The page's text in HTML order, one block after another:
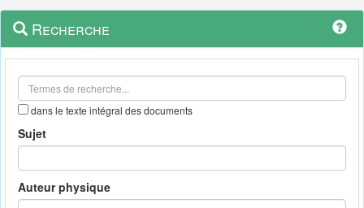
Navigation
outils
Menu
contextuel
Recherche
dans le texte intégral des documents
Sujet
Auteur physique